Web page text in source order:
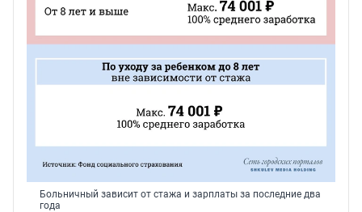
Больничный зависит от стажа и зарплаты за последние два
года